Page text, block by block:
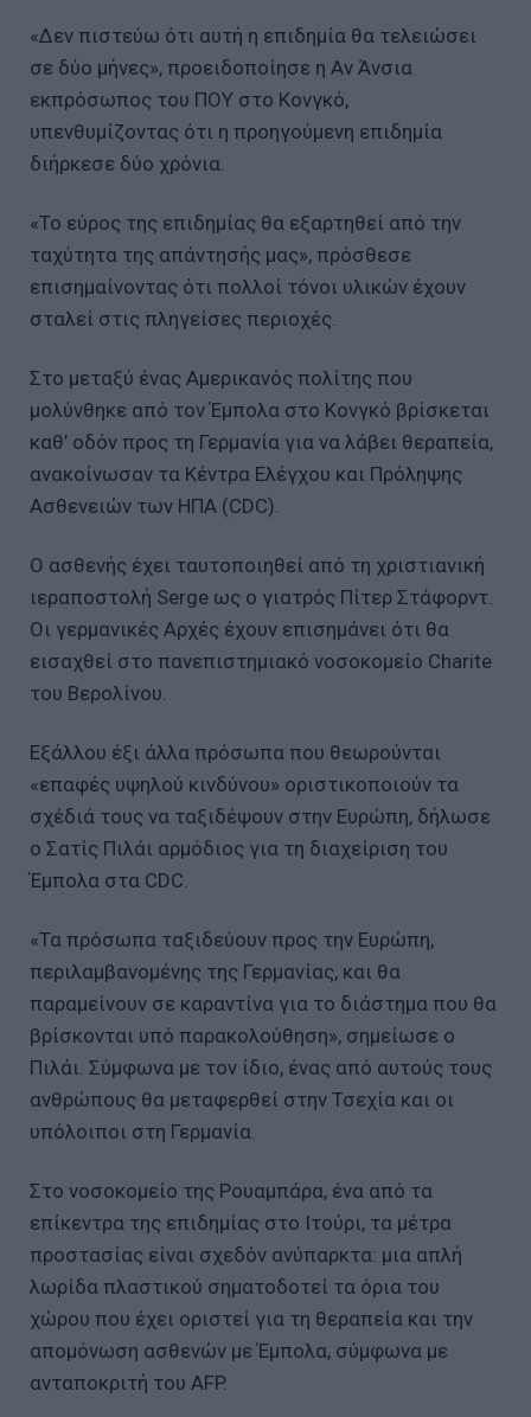
«Δεν πιστεύω ότι αυτή η επιδημία θα τελειώσει
σε δύο μήνες», προειδοποίησε η Αν Άνσια
εκπρόσωπος του ΠΟΥ στο Κονγκό,
υπενθυμίζοντας ότι η προηγούμενη επιδημία
διήρκεσε δύο χρόνια.
«Το εύρος της επιδημίας θα εξαρτηθεί από την
ταχύτητα της απάντησής μας», πρόσθεσε
επισημαίνοντας ότι πολλοί τόνοι υλικών έχουν
σταλεί στις πληγείσες περιοχές.
Στο μεταξύ ένας Αμερικανός πολίτης που
μολύνθηκε από τον Έμπολα στο Κονγκό βρίσκεται
καθ’ οδόν προς τη Γερμανία για να λάβει θεραπεία,
ανακοίνωσαν τα Κέντρα Ελέγχου και Πρόληψης
Ασθενειών των ΗΠΑ (CDC).
Ο ασθενής έχει ταυτοποιηθεί από τη χριστιανική
ιεραποστολή Serge ως ο γιατρός Πίτερ Στάφορντ.
Οι γερμανικές Αρχές έχουν επισημάνει ότι θα
εισαχθεί στο πανεπιστημιακό νοσοκομείο Charite
του Βερολίνου.
Εξάλλου έξι άλλα πρόσωπα που θεωρούνται
«επαφές υψηλού κινδύνου» οριστικοποιούν τα
σχέδιά τους να ταξιδέψουν στην Ευρώπη, δήλωσε
ο Σατίς Πιλάι αρμόδιος για τη διαχείριση του
Έμπολα στα CDC.
«Τα πρόσωπα ταξιδεύουν προς την Ευρώπη,
περιλαμβανομένης της Γερμανίας, και θα
παραμείνουν σε καραντίνα για το διάστημα που θα
βρίσκονται υπό παρακολούθηση», σημείωσε ο
Πιλάι. Σύμφωνα με τον ίδιο, ένας από αυτούς τους
ανθρώπους θα μεταφερθεί στην Τσεχία και οι
υπόλοιποι στη Γερμανία.
Στο νοσοκομείο της Ρουαμπάρα, ένα από τα
επίκεντρα της επιδημίας στο Ιτούρι, τα μέτρα
προστασίας είναι σχεδόν ανύπαρκτα: μια απλή
λωρίδα πλαστικού σηματοδοτεί τα όρια του
χώρου που έχει οριστεί για τη θεραπεία και την
απομόνωση ασθενών με Έμπολα, σύμφωνα με
ανταποκριτή του AFP.